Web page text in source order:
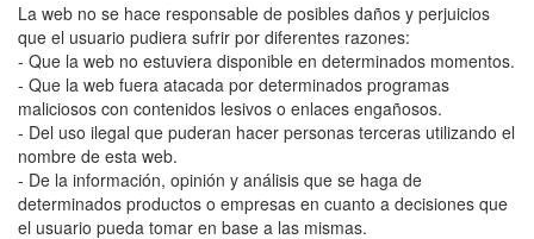
La web no se hace responsable de posibles daños y perjuicios
que el usuario pudiera sufrir por diferentes razones:
- Que la web no estuviera disponible en determinados momentos.
- Que la web fuera atacada por determinados programas
maliciosos con contenidos lesivos o enlaces engañosos.
- Del uso ilegal que puderan hacer personas terceras utilizando el
nombre de esta web.
- De la información, opinión y análisis que se haga de
determinados productos o empresas en cuanto a decisiones que
el usuario pueda tomar en base a las mismas.